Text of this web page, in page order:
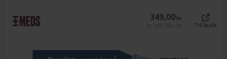
349,00 kr
Till butik